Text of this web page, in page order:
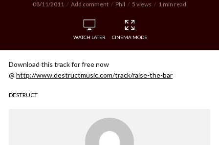
08/11/2011 Add comment Phil 5 views 1 min read
WATCH LATER CINEMA MODE
Download this track for free now
@ http://www.destructmusic.com/track/raise-the-bar
DESTRUCT